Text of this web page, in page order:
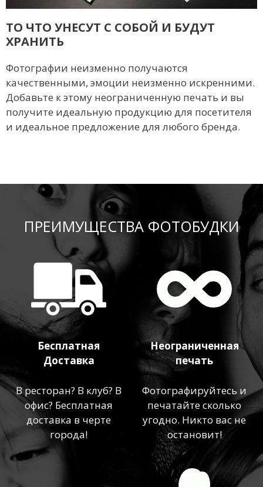
ТО ЧТО УНЕСУТ С СОБОЙ И БУДУТ
ХРАНИТЬ
Фотографии неизменно получаются
качественными, эмоции неизменно искренними.
Добавьте к этому неограниченную печать и вы
получите идеальную продукцию для посетителя
и идеальное предложение для любого бренда.
ПРЕИМУЩЕСТВА ФОТОБУДКИ
Бесплатная
Доставка
В ресторан? В клуб? В
офис? Бесплатная
доставка в черте
города!
Неограниченная
печать
Фотографируйтесь и
печатайте сколько
угодно. Никто вас не
остановит!